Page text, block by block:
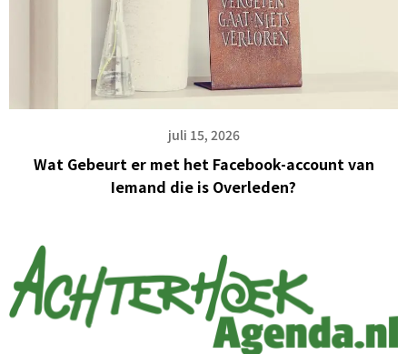
juli 15, 2026
Wat Gebeurt er met het Facebook-account van
Iemand die is Overleden?